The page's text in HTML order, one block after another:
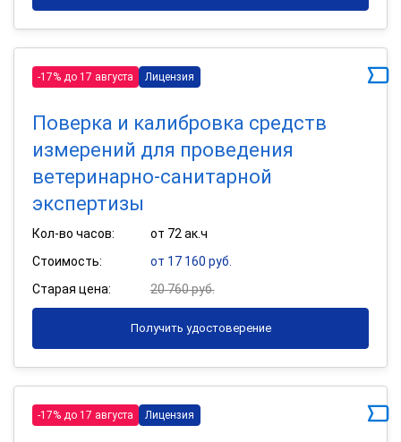
-17% до 17 августа Лицензия
Поверка и калибровка средств
измерений для проведения
ветеринарно-санитарной
экспертизы
Кол-во часов:
от 72 ак.ч
Стоимость:
от 17 160 руб.
Старая цена:
20 760 руб.
Получить удостоверение
-17% до 17 августа Лицензия